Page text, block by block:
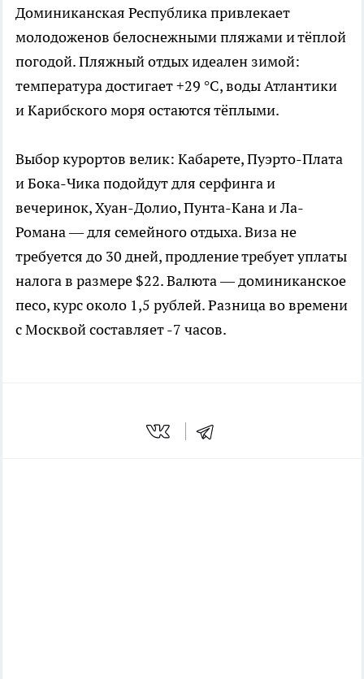
Доминиканская Республика привлекает
молодоженов белоснежными пляжами и тёплой
погодой. Пляжный отдых идеален зимой:
температура достигает +29 °C, воды Атлантики
и Карибского моря остаются тёплыми.
Выбор курортов велик: Кабарете, Пуэрто-Плата
и Бока-Чика подойдут для серфинга и
вечеринок, Хуан-Долио, Пунта-Кана и Ла-
Романа — для семейного отдыха. Виза не
требуется до 30 дней, продление требует уплаты
налога в размере $22. Валюта — доминиканское
песо, курс около 1,5 рублей. Разница во времени
с Москвой составляет -7 часов.